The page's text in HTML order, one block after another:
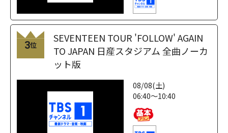
3位
SEVENTEEN TOUR 'FOLLOW' AGAIN
TO JAPAN 日産スタジアム 全曲ノーカ
ット版
08/08(土)
06:40～10:40